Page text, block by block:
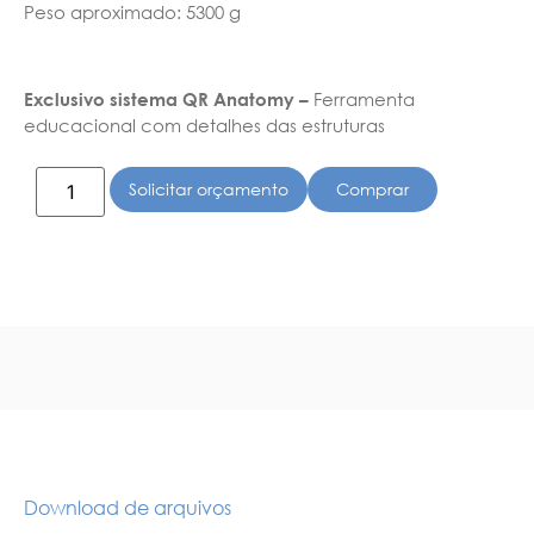
Peso aproximado: 5300 g
Exclusivo sistema QR Anatomy – Ferramenta
educacional com detalhes das estruturas
Solicitar orçamento Comprar
Download de arquivos